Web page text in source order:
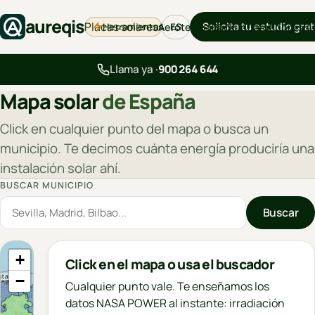
aureqisPlacas solaresAerotermiaBackupCargadores
Herramientas ES Solicita tu estudio
Llama ya ·900 264 644
Mapa solarde España
Click en cualquier punto del mapa o busca un
municipio. Te decimos cuánta energía produciría una
instalación solar ahí.
BUSCAR MUNICIPIO
Buscar
+
−
Click en el mapa o usa el buscador
Cualquier punto vale. Te enseñamos los
datos NASA POWER al instante: irradiación